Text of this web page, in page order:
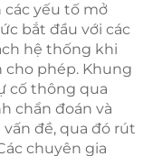
các yếu tố mở
bắt đầu với các
hệ thống khi
cho phép. Khung
cố thông qua
chẩn đoán và
đề, qua đó rút
chuyên gia